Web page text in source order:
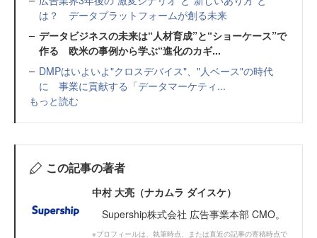
は？ データプラットフォームが創る未来
データビジネスの未来は“人材育成”と“ショーケース”で
作る 欧米の事例から学ぶ“進化のカギ...
DMPはいよいよ"クロスデバイス"、"人ベース"の時代
に 事業に貢献する「データマーケティ...
もっと読む
この記事の著者
中村 大亮（ナカムラ ダイスケ）
Supership株式会社 広告事業本部 CMO。
※プロフィールは、執筆時点、または直近の記事の寄稿時点で